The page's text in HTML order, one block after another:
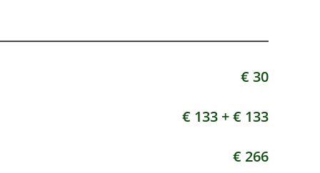
€ 30
€ 133 +€ 133
€ 266